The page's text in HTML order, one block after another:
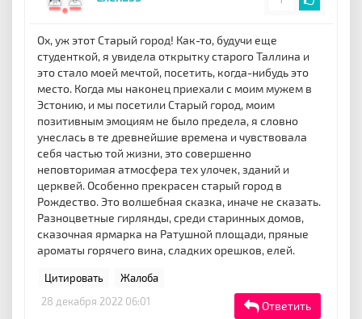
Ох, уж этот Старый город! Как-то, будучи еще
студенткой, я увидела открытку старого Таллина и
это стало моей мечтой, посетить, когда-нибудь это
место. Когда мы наконец приехали с моим мужем в
Эстонию, и мы посетили Старый город, моим
позитивным эмоциям не было предела, я словно
унеслась в те древнейшие времена и чувствовала
себя частью той жизни, это совершенно
неповторимая атмосфера тех улочек, зданий и
церквей. Особенно прекрасен старый город в
Рождество. Это волшебная сказка, иначе не сказать.
Разноцветные гирлянды, среди старинных домов,
сказочная ярмарка на Ратушной площади, пряные
ароматы горячего вина, сладких орешков, елей.
Цитировать
Жалоба
28 декабря 2022 06:01
Ответить